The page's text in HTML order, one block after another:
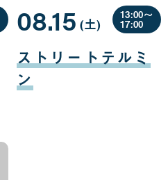
ストリートテルミ
ン
08.15
月
15
日
(土曜
日
)
13:00〜
17:00